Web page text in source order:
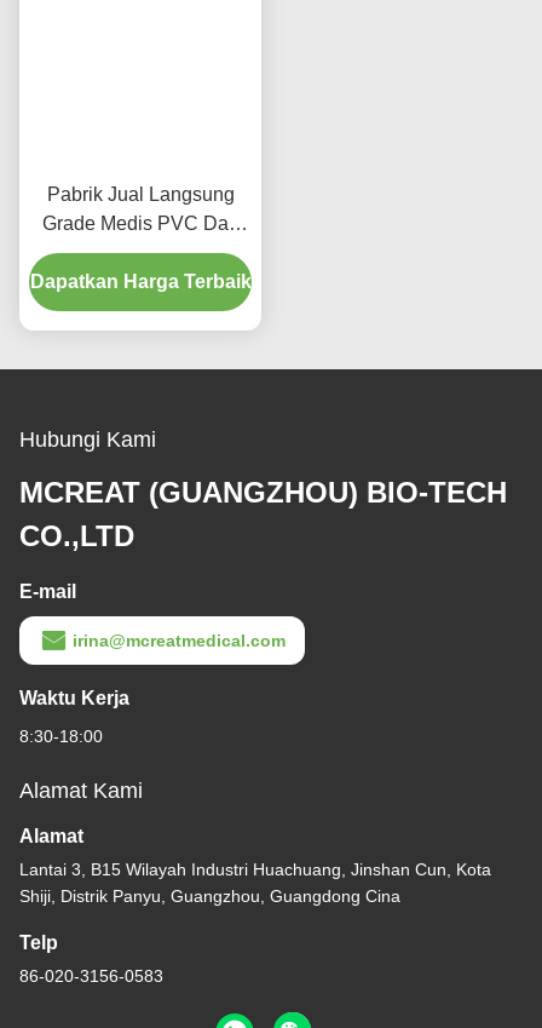
Pabrik Jual Langsung
Grade Medis PVC Dan
Latex Bebas
Endotracheal Tube
Blocker
Dapatkan Harga Terbaik
Hubungi Kami
MCREAT (GUANGZHOU) BIO-TECH
CO.,LTD
E-mail
irina@mcreatmedical.com
Waktu Kerja
8:30-18:00
Alamat Kami
Alamat
Lantai 3, B15 Wilayah Industri Huachuang, Jinshan Cun, Kota
Shiji, Distrik Panyu, Guangzhou, Guangdong Cina
Telp
86-020-3156-0583